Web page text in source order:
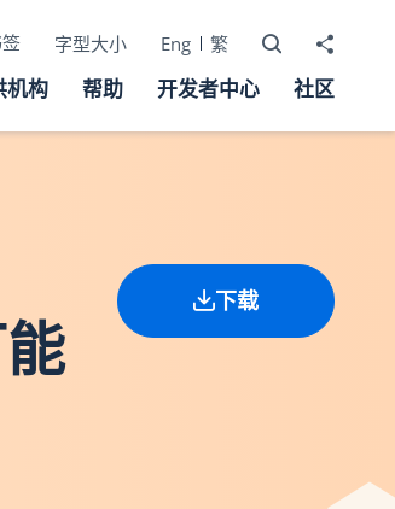
字型大小 Eng 繁 打开搜寻器
分享至
机构 帮助 开发者中心 社区
下载